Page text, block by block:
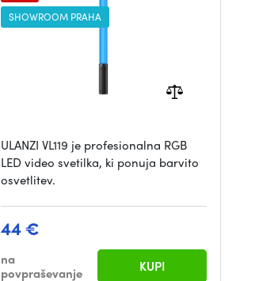
SHOWROOM PRAHA
ULANZI VL119 je profesionalna RGB
LED video svetilka, ki ponuja barvito
osvetlitev.
44 €
na
povpraševanje
KUPI